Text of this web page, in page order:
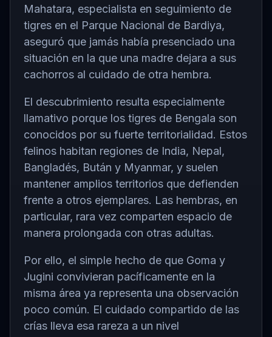
Mahatara, especialista en seguimiento de
tigres en el Parque Nacional de Bardiya,
aseguró que jamás había presenciado una
situación en la que una madre dejara a sus
cachorros al cuidado de otra hembra.
El descubrimiento resulta especialmente
llamativo porque los tigres de Bengala son
conocidos por su fuerte territorialidad. Estos
felinos habitan regiones de India, Nepal,
Bangladés, Bután y Myanmar, y suelen
mantener amplios territorios que defienden
frente a otros ejemplares. Las hembras, en
particular, rara vez comparten espacio de
manera prolongada con otras adultas.
Por ello, el simple hecho de que Goma y
Jugini convivieran pacíficamente en la
misma área ya representa una observación
poco común. El cuidado compartido de las
crías lleva esa rareza a un nivel